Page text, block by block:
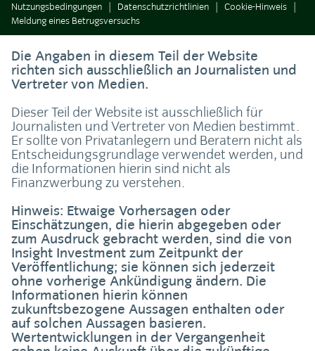
Nutzungsbedingungen Datenschutzrichtlinien
Cookie-Hinweis
Meldung eines Betrugsversuchs
Die Angaben in diesem Teil der Website
richten sich ausschließlich an Journalisten und
Vertreter von Medien.
Dieser Teil der Website ist ausschließlich für
Journalisten und Vertreter von Medien bestimmt.
Er sollte von Privatanlegern und Beratern nicht als
Entscheidungsgrundlage verwendet werden, und
die Informationen hierin sind nicht als
Finanzwerbung zu verstehen.
Hinweis: Etwaige Vorhersagen oder
Einschätzungen, die hierin abgegeben oder
zum Ausdruck gebracht werden, sind die von
Insight Investment zum Zeitpunkt der
Veröffentlichung; sie können sich jederzeit
ohne vorherige Ankündigung ändern. Die
Informationen hierin können
zukunftsbezogene Aussagen enthalten oder
auf solchen Aussagen basieren.
Wertentwicklungen in der Vergangenheit